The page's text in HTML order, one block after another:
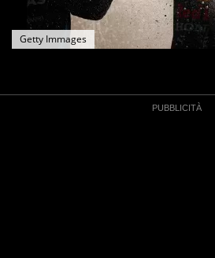
Getty Immages